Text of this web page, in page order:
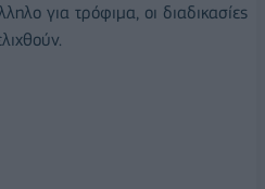
για τρόφιμα, οι διαδικασίες